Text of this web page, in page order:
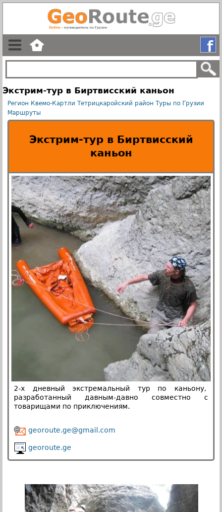
Экстрим-тур в Биртвисский каньон
Регион Квемо-Картли Тетрицкаройский район Туры по Грузии
Маршруты
Экстрим-тур в Биртвисский
каньон
2-х дневный экстремальный тур по каньону,
разработанный давным-давно совместно с
товарищами по приключениям.
georoute.ge@gmail.com
georoute.ge